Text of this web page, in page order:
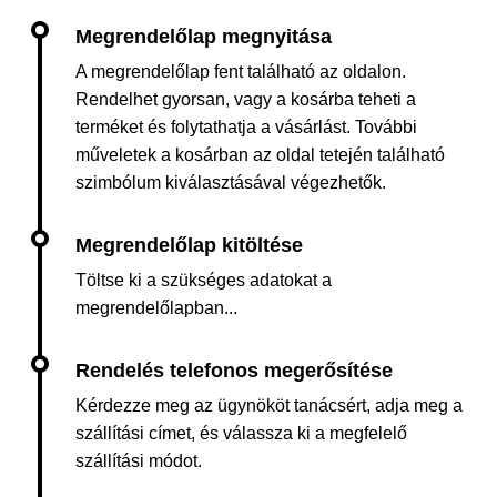
A megrendelőlap fent található az oldalon.
Rendelhet gyorsan, vagy a kosárba teheti a
terméket és folytathatja a vásárlást. További
műveletek a kosárban az oldal tetején található
szimbólum kiválasztásával végezhetők.
Töltse ki a szükséges adatokat a
megrendelőlapban...
Kérdezze meg az ügynököt tanácsért, adja meg a
szállítási címet, és válassza ki a megfelelő
szállítási módot.